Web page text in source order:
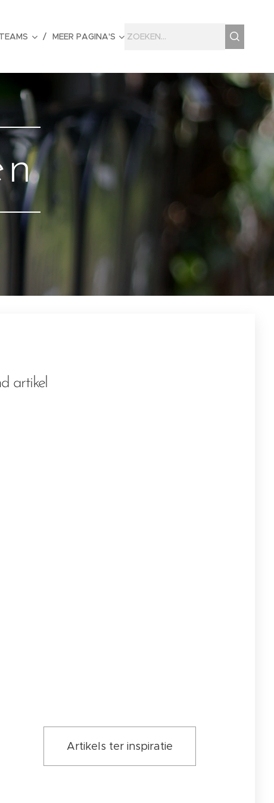
MEER PAGINA'S
artikel
Artikels ter inspiratie